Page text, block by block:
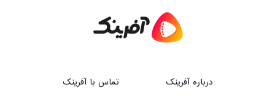
درباره آفرینک تماس با آفرینک